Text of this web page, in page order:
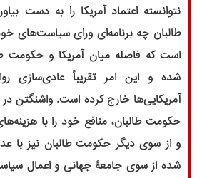
نتوانسته اعتماد آمریکا را به دست
طالبان چه برنامه‌ای ورای سیاست‌های
است که فاصله میان آمریکا و حکومت
شده و این امر تقریباً عادی‌سازی
آمریکایی‌ها خارج کرده است. واشنگتن
حکومت طالبان،‌ منافع خود را با
و از سوی دیگر حکومت طالبان نیز با
شده از سوی جامعۀ جهانی و اعمال